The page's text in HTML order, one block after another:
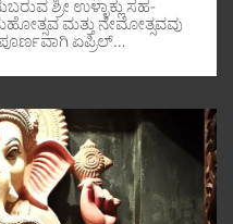
ಶ್ರೀ ಉಳ್ಳಾಕ್ಲು ಸಹ-
ಮತ್ತು ನೇಮೋತ್ಸವವು
ಏಪ್ರಿಲ್…